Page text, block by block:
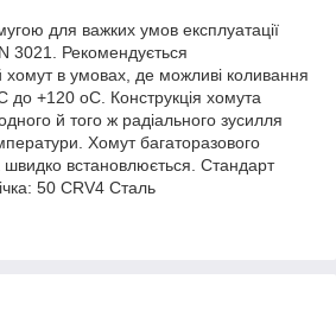
для важких умов експлуатації
3021. Рекомендується
хомут в умовах, де можливі коливання
до +120 oC. Конструкція хомута
й того ж радіального зусилля
Хомут багаторазового
швидко встановлюється. Стандарт
50 CRV4 Сталь